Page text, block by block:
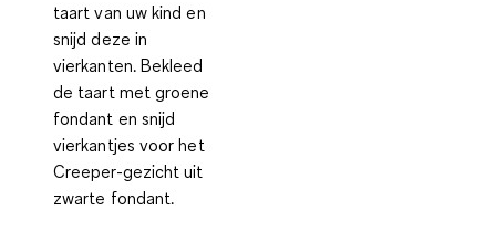
taart van uw kind en
snijd deze in
vierkanten. Bekleed
de taart met groene
fondant en snijd
vierkantjes voor het
Creeper-gezicht uit
zwarte fondant.